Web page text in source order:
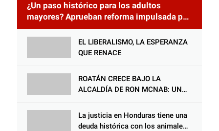
¿Un paso histórico para los adultos
mayores? Aprueban reforma impulsada por
el diputado Salomón Nazar para fortalecer
su protección en HondurasEL LIBERALISMO, LA ESPERANZA
QUE RENACE
ROATÁN CRECE BAJO LA
ALCALDÍA DE RON MCNAB: UN
COMUNIDAD Y DEL PARTIDO
LIBERAL
La justicia en Honduras tiene una
deuda histórica con los animales,